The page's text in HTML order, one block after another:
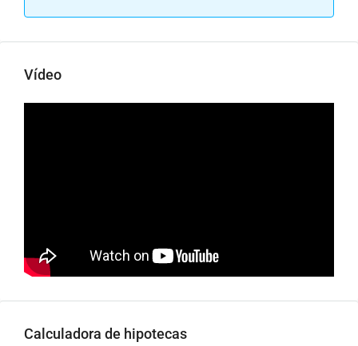
Vídeo
Calculadora de hipotecas